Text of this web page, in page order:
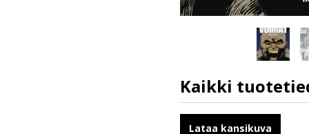
Kaikki
ISBN
Kirjoittajat
Lataa kansikuva